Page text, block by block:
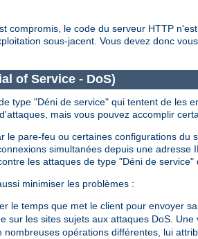
compromis, le code du serveur HTTP
sous-jacent. Vous devez donc
of Service - DoS)
type "Déni de service" qui tentent de les
mais vous pouvez accomplir
le pare-feu ou certaines configurations
simultanées depuis une
les attaques de type "Déni de service"
minimiser les problèmes :
le temps que met le client pour envoyer sa
sur les sites sujets aux attaques DoS.
opérations différentes, lui